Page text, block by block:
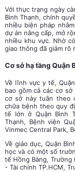
Với thực trạng ngày
Bình Thạnh, chính
nhiều biện pháp
dự án nâng cấp, mở
nhiều khu vực. Nhờ
giao thông đã giảm rõ
Cơ sở hạ tầng Quận
Về lĩnh vực y tế,
bao gồm cả các cơ
cơ sở này tuân theo
chữa bệnh theo quy
tế lớn ở Quận Bình
Thạnh, Bệnh viện
Vinmec Central Park,
Về giáo dục, Quận
học và có một số
tế Hồng Bàng,
- Tài chính TP.HCM,